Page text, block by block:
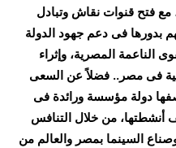
مع فتح قنوات نقاش وتبادل
بدورها فى دعم جهود الدولة
الناعمة المصرية، وإثراء
فى مصر.. فضلاً عن السعى
دولة مؤسسة ورائدة فى
أنشطتها، من خلال التنافس
السينما بمصر والعالم من